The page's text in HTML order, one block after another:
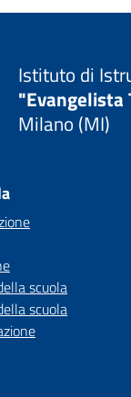
Istituto di
"Evangelista
Milano (MI)
scuola
scuola